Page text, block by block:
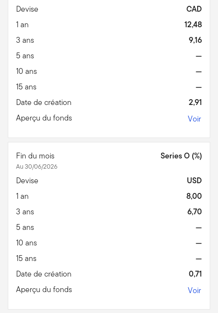
Devise
CAD
1 an
12,48
3 ans
9,16
5 ans
—
10 ans
—
15 ans
—
Date de création
2,91
Aperçu du fonds
Voir
Fin du mois
Au 30/06/2026
Series O (%)
Devise
USD
1 an
8,00
3 ans
6,70
5 ans
—
10 ans
—
15 ans
—
Date de création
0,71
Aperçu du fonds
Voir